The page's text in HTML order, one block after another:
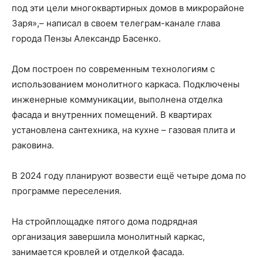
под эти цели многоквартирных домов в микрорайоне
Заря»,– написал в своем телеграм-канале глава
города Пензы Александр Басенко.
Дом построен по современным технологиям с
использованием монолитного каркаса. Подключены
инженерные коммуникации, выполнена отделка
фасада и внутренних помещений. В квартирах
установлена сантехника, на кухне – газовая плита и
раковина.
В 2024 году планируют возвести ещё четыре дома по
программе переселения.
На стройплощадке пятого дома подрядная
организация завершила монолитный каркас,
занимается кровлей и отделкой фасада.